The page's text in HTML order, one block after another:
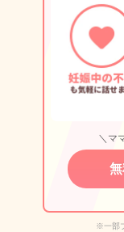
＼マ
※一部